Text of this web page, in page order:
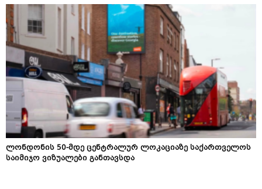
ლონდონის 50-მდე ცენტრალურ ლოკაციაზე საქართველოს
საიმიჯო ვიზუალები განთავსდა